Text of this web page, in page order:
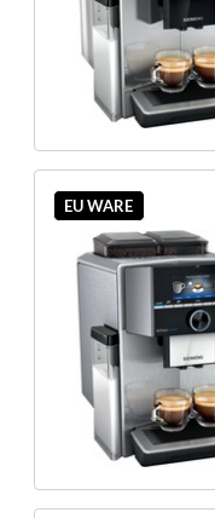
EU WARE